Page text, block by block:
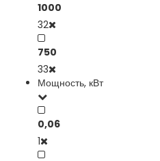
1000
32
750
33
Мощность, кВт
0,06
1